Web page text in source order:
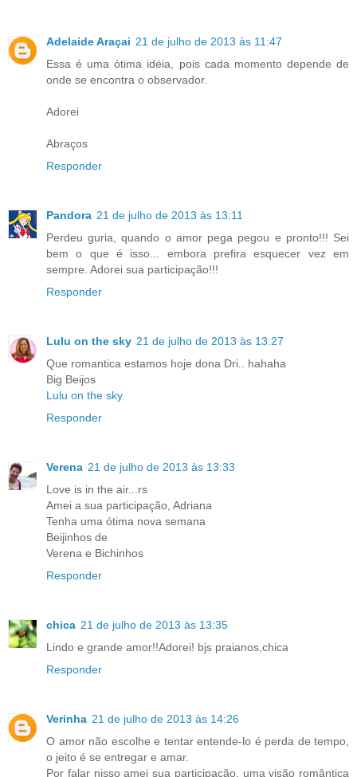
Adelaide Araçai 21 de julho de 2013 às 11:47
Essa é uma ótima idéia, pois cada momento depende de
onde se encontra o observador.
Adorei
Abraços
Responder
Pandora 21 de julho de 2013 às 13:11
Perdeu guria, quando o amor pega pegou e pronto!!! Sei
bem o que é isso... embora prefira esquecer vez em
sempre. Adorei sua participação!!!
Responder
Lulu on the sky 21 de julho de 2013 às 13:27
Que romantica estamos hoje dona Dri.. hahaha
Big Beijos
Lulu on the sky
Responder
Verena 21 de julho de 2013 às 13:33
Love is in the air...rs
Amei a sua participação, Adriana
Tenha uma ótima nova semana
Beijinhos de
Verena e Bichinhos
Responder
chica 21 de julho de 2013 às 13:35
Lindo e grande amor!!Adorei! bjs praianos,chica
Responder
Verinha 21 de julho de 2013 às 14:26
O amor não escolhe e tentar entende-lo é perda de tempo,
o jeito é se entregar e amar.
Por falar nisso amei sua participação, uma visão romântica